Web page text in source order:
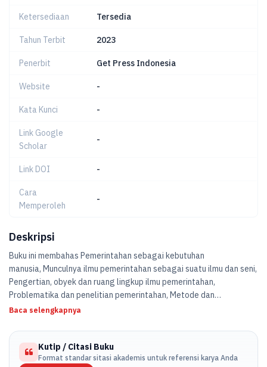
Ketersediaan Tersedia
Tahun Terbit 2023
Penerbit Get Press Indonesia
Website -
Kata Kunci -
Link Google
Scholar
-
Link DOI -
Cara
Memperoleh
-
Deskripsi
Buku ini membahas Pemerintahan sebagai kebutuhan
manusia, Munculnya ilmu pemerintahan sebagai suatu ilmu dan seni,
Pengertian, obyek dan ruang lingkup ilmu pemerintahan,
Problematika dan penelitian pemerintahan, Metode dan
pendekatan analisa dalam ilmu pemerintahan, Perkembangan dan
Pemerintahan.
Baca selengkapnya
Kutip / Citasi Buku
Format standar sitasi akademis untuk referensi karya Anda